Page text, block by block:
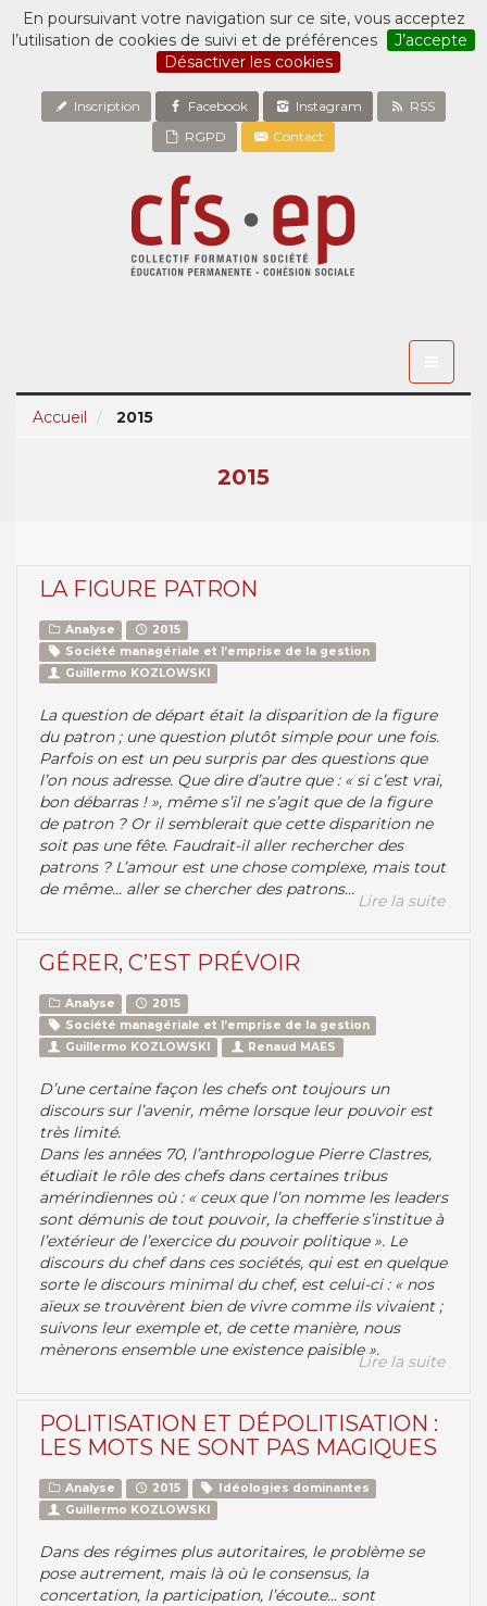
En poursuivant votre navigation sur ce site, vous acceptez
l’utilisation de cookies de suivi et de préférences
J’accepte
Désactiver les cookies
Inscription Facebook Instagram
RSS
RGPD
Contact
Accueil
2015
2015
LA FIGURE PATRON
Analyse
2015
Société managériale et l’emprise de la gestion
Guillermo KOZLOWSKI
La question de départ était la disparition de la figure
du patron ; une question plutôt simple pour une fois.
Parfois on est un peu surpris par des questions que
l’on nous adresse. Que dire d’autre que : « si c’est vrai,
bon débarras ! », même s’il ne s’agit que de la figure
de patron ? Or il semblerait que cette disparition ne
soit pas une fête. Faudrait-il aller rechercher des
patrons ? L’amour est une chose complexe, mais tout
de même… aller se chercher des patrons…
Lire la suite
GÉRER, C’EST PRÉVOIR
Analyse
2015
Société managériale et l’emprise de la gestion
Guillermo KOZLOWSKI
Renaud MAES
D’une certaine façon les chefs ont toujours un
discours sur l’avenir, même lorsque leur pouvoir est
très limité.
Dans les années 70, l’anthropologue Pierre Clastres,
étudiait le rôle des chefs dans certaines tribus
amérindiennes où : « ceux que l’on nomme les leaders
sont démunis de tout pouvoir, la chefferie s’institue à
l’extérieur de l’exercice du pouvoir politique ». Le
discours du chef dans ces sociétés, qui est en quelque
sorte le discours minimal du chef, est celui-ci : « nos
aïeux se trouvèrent bien de vivre comme ils vivaient ;
suivons leur exemple et, de cette manière, nous
mènerons ensemble une existence paisible ».
Lire la suite
POLITISATION ET DÉPOLITISATION :
LES MOTS NE SONT PAS MAGIQUES
Analyse 2015
Idéologies dominantes
Guillermo KOZLOWSKI
Dans des régimes plus autoritaires, le problème se
pose autrement, mais là où le consensus, la
concertation, la participation, l’écoute... sont